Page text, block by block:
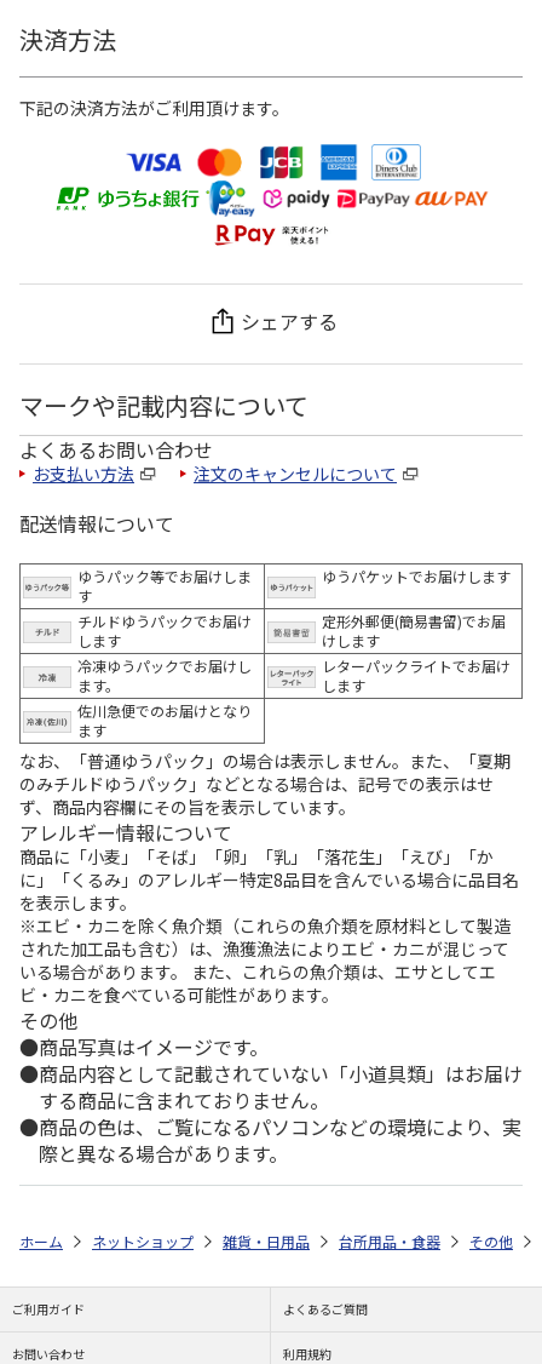
決済方法
下記の決済方法がご利用頂けます。
シェアする
マークや記載内容について
よくあるお問い合わせ
お支払い方法 注文のキャンセルについて
配送情報について
ゆうパック等でお届けしま
す
ゆうパケットでお届けします
チルドゆうパックでお届け
します
定形外郵便(簡易書留)でお届
けします
冷凍ゆうパックでお届けし
ます。
レターパックライトでお届け
します
佐川急便でのお届けとなり
ます
なお、「普通ゆうパック」の場合は表示しません。また、「夏期
のみチルドゆうパック」などとなる場合は、記号での表示はせ
ず、商品内容欄にその旨を表示しています。
アレルギー情報について
商品に「小麦」「そば」「卵」「乳」「落花生」「えび」「か
に」「くるみ」のアレルギー特定8品目を含んでいる場合に品目名
を表示します。
※エビ・カニを除く魚介類（これらの魚介類を原材料として製造
された加工品も含む）は、漁獲漁法によりエビ・カニが混じって
いる場合があります。 また、これらの魚介類は、エサとしてエ
ビ・カニを食べている可能性があります。
その他
商品写真はイメージです。
商品内容として記載されていない「小道具類」はお届け
する商品に含まれておりません。
商品の色は、ご覧になるパソコンなどの環境により、実
際と異なる場合があります。
ホーム ネットショップ 雑貨・日用品 台所用品・食器 その他
ご利用ガイド よくあるご質問
お問い合わせ 利用規約